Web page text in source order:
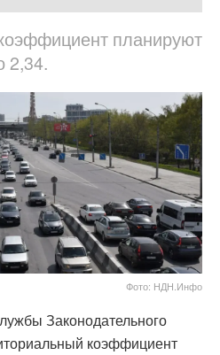
планируют
2,34.
Фото: НДН.Инфо
Законодательного
коэффициент